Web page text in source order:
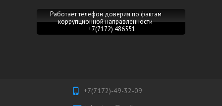
Работает телефон доверия по фактам
коррупционной направленности
+7(7172) 486551
+7(7172)-49-32-09